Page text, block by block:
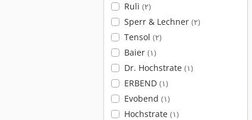
Ruli (۲)
Sperr & Lechner (۲)
Tensol (۲)
Baier (۱)
Dr. Hochstrate (۱)
ERBEND (۱)
Evobend (۱)
Hochstrate (۱)